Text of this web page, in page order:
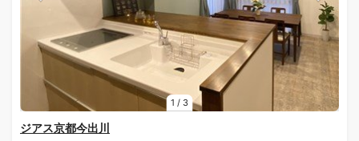
1 / 3
ジアス京都今出川